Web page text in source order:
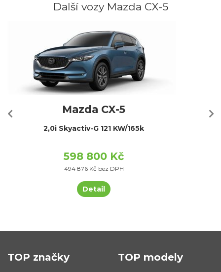
Další vozy Mazda CX-5
Mazda CX-5
2,0i Skyactiv-G 121 KW/165k
598 800 Kč
494 876 Kč bez DPH
Detail
TOP značky TOP modely